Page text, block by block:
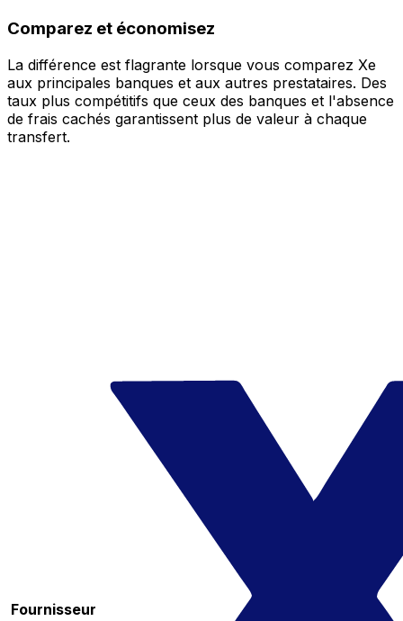
Comparez et économisez
La différence est flagrante lorsque vous comparez Xe
aux principales banques et aux autres prestataires. Des
taux plus compétitifs que ceux des banques et l'absence
de frais cachés garantissent plus de valeur à chaque
transfert.
Fournisseur